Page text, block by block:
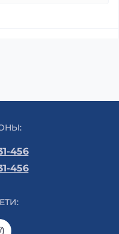
456
456